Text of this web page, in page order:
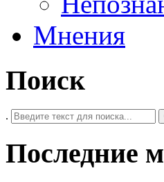
Мнения
Поиск
.
Последние